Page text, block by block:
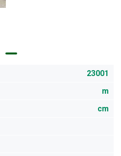
23001
m
cm